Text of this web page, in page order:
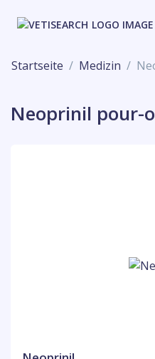
Startseite Medizin
Neoprinil pour-